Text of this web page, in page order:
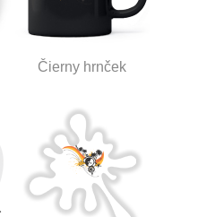
Čierny hrnček